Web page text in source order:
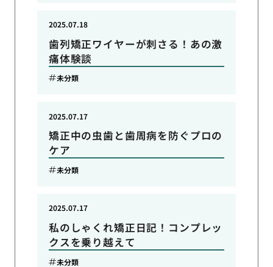
歯列矯正ワイヤーが刺さる！あの激
痛体験談
2025.07.18
未分類
矯正中の虫歯と歯周病を防ぐプロの
ケア
2025.07.17
未分類
私のしゃくれ矯正日記！コンプレッ
クスを乗り越えて
2025.07.17
未分類